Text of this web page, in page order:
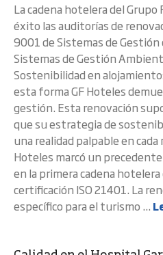
La cadena hotelera del Grupo
éxito las auditorías de
9001 de Sistemas de Gestión
Sistemas de Gestión
Sostenibilidad en
esta forma GF Hoteles
gestión. Esta renovación
que su estrategia de
una realidad palpable en
Hoteles marcó un
en la primera cadena
certificación ISO 21401. La
específico para el turismo ...